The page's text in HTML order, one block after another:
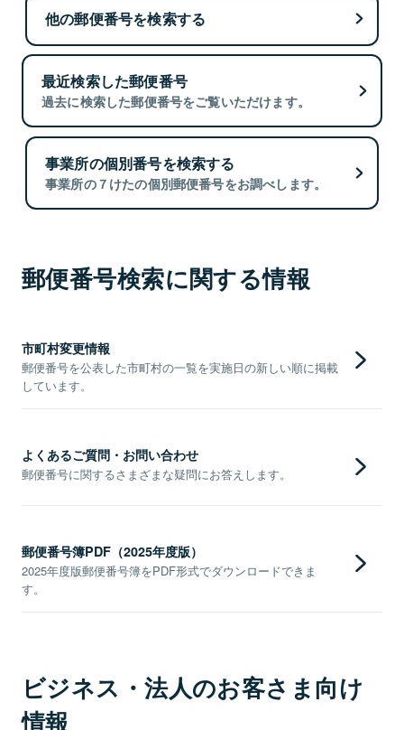
他の郵便番号を検索する
最近検索した郵便番号
過去に検索した郵便番号をご覧いただけます。
事業所の個別番号を検索する
事業所の７けたの個別郵便番号をお調べします。
郵便番号検索に関する情報
市町村変更情報
郵便番号を公表した市町村の一覧を実施日の新しい順に掲載
しています。
よくあるご質問・お問い合わせ
郵便番号に関するさまざまな疑問にお答えします。
郵便番号簿PDF（2025年度版）
2025年度版郵便番号簿をPDF形式でダウンロードできま
す。
ビジネス・法人のお客さま向け
情報